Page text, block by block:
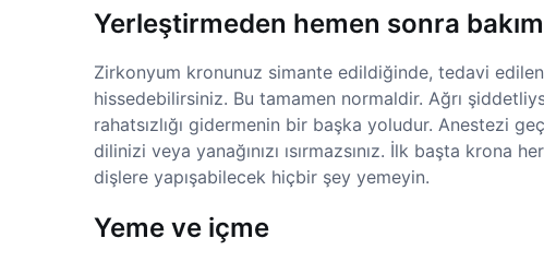
Yerleştirmeden hemen sonra bakım
Zirkonyum kronunuz simante edildiğinde, tedavi
hissedebilirsiniz. Bu tamamen normaldir. Ağrı
rahatsızlığı gidermenin bir başka yoludur. Anestezi
dilinizi veya yanağınızı ısırmazsınız. İlk başta krona
dişlere yapışabilecek hiçbir şey yemeyin.
Yeme ve içme